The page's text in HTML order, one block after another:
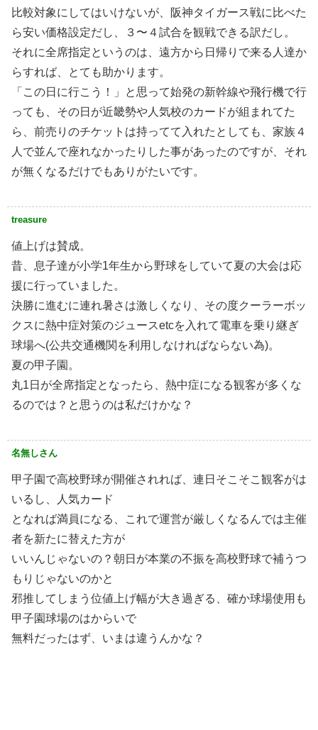
比較対象にしてはいけないが、阪神タイガース戦に比べた
ら安い価格設定だし、３〜４試合を観戦できる訳だし。
それに全席指定というのは、遠方から日帰りで来る人達か
らすれば、とても助かります。
「この日に行こう！」と思って始発の新幹線や飛行機で行
っても、その日が近畿勢や人気校のカードが組まれてた
ら、前売りのチケットは持ってて入れたとしても、家族４
人で並んで座れなかったりした事があったのですが、それ
が無くなるだけでもありがたいです。
treasure
値上げは賛成。
昔、息子達が小学1年生から野球をしていて夏の大会は応
援に行っていました。
決勝に進むに連れ暑さは激しくなり、その度クーラーボッ
クスに熱中症対策のジュースetcを入れて電車を乗り継ぎ
球場へ(公共交通機関を利用しなければならない為)。
夏の甲子園。
丸1日が全席指定となったら、熱中症になる観客が多くな
るのでは？と思うのは私だけかな？
名無しさん
甲子園で高校野球が開催されれば、連日そこそこ観客がは
いるし、人気カード
となれば満員になる、これで運営が厳しくなるんでは主催
者を新たに替えた方が
いいんじゃないの？朝日が本業の不振を高校野球で補うつ
もりじゃないのかと
邪推してしまう位値上げ幅が大き過ぎる、確か球場使用も
甲子園球場のはからいで
無料だったはず、いまは違うんかな？